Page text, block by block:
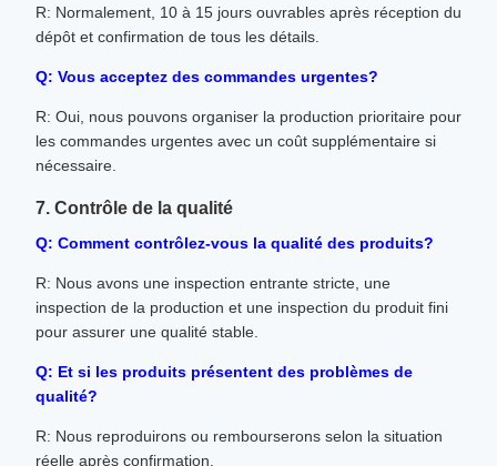
R: Normalement, 10 à 15 jours ouvrables après réception du
dépôt et confirmation de tous les détails.
Q: Vous acceptez des commandes urgentes?
R: Oui, nous pouvons organiser la production prioritaire pour
les commandes urgentes avec un coût supplémentaire si
nécessaire.
7. Contrôle de la qualité
Q: Comment contrôlez-vous la qualité des produits?
R: Nous avons une inspection entrante stricte, une
inspection de la production et une inspection du produit fini
pour assurer une qualité stable.
Q: Et si les produits présentent des problèmes de
qualité?
R: Nous reproduirons ou rembourserons selon la situation
réelle après confirmation.